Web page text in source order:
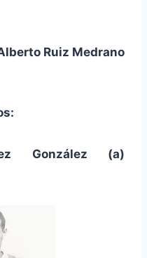
Ruiz Medrano
González (a)